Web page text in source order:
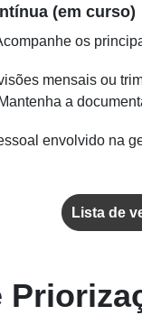
(em curso)
os
mensais ou
Mantenha a
envolvido na
Lista de